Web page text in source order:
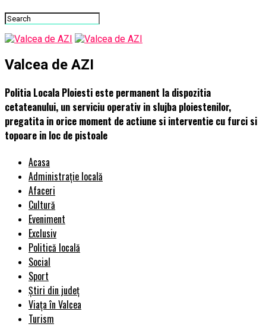
Valcea de AZI
Politia Locala Ploiesti este permanent la dispozitia
cetateanului, un serviciu operativ in slujba ploiestenilor,
pregatita in orice moment de actiune si interventie cu furci si
topoare in loc de pistoale
Acasa
Administrație locală
Afaceri
Cultură
Eveniment
Exclusiv
Politică locală
Social
Sport
Știri din județ
Viața în Valcea
Turism